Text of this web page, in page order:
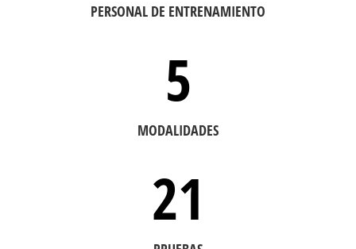
PERSONAL DE ENTRENAMIENTO
5
MODALIDADES
21